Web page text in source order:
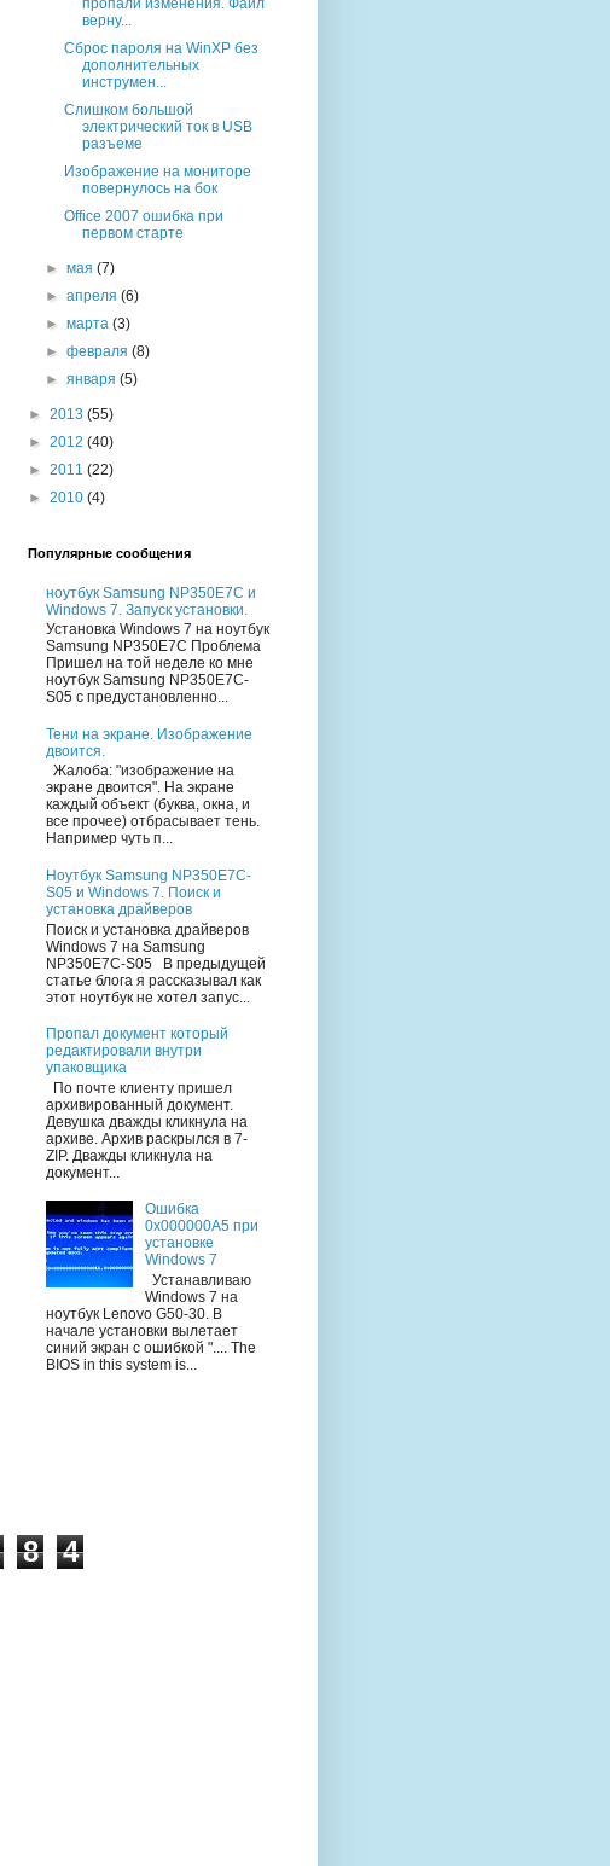
пропали изменения. Файл
верну...
Сброс пароля на WinXP без
дополнительных
инструмен...
Слишком большой
электрический ток в USB
разъеме
Изображение на мониторе
повернулось на бок
Office 2007 ошибка при
первом старте
►мая(7)
►апреля(6)
►марта(3)
►февраля(8)
►января(5)
► 2013 (55)
► 2012 (40)
► 2011 (22)
► 2010 (4)
Популярные сообщения
ноутбук Samsung NP350E7C и
Windows 7. Запуск установки.
Установка Windows 7 на ноутбук
Samsung NP350E7C Проблема
Пришел на той неделе ко мне
ноутбук Samsung NP350E7C-
S05 с предустановленно...
Тени на экране. Изображение
двоится.
Жалоба: "изображение на
экране двоится". На экране
каждый объект (буква, окна, и
все прочее) отбрасывает тень.
Например чуть п...
Ноутбук Samsung NP350E7C-
S05 и Windows 7. Поиск и
установка драйверов
Поиск и установка драйверов
Windows 7 на Samsung
NP350E7C-S05 В предыдущей
статье блога я рассказывал как
этот ноутбук не хотел запус...
Пропал документ который
редактировали внутри
упаковщика
По почте клиенту пришел
архивированный документ.
Девушка дважды кликнула на
архиве. Архив раскрылся в 7-
ZIP. Дважды кликнула на
документ...
Ошибка
0x000000A5 при
установке
Windows 7
Устанавливаю
Windows 7 на
ноутбук Lenovo G50-30. В
начале установки вылетает
синий экран с ошибкой ".... The
BIOS in this system is...
8 4